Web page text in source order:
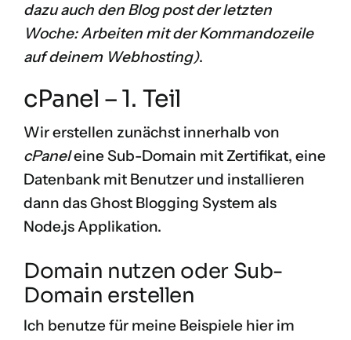
dazu auch den Blog post der letzten
Woche:Arbeiten mit der Kommandozeile
auf deinem Webhosting).
cPanel – 1. Teil
Wir erstellen zunächst innerhalb von
cPaneleine Sub-Domain mit Zertifikat, eine
Datenbank mit Benutzer und installieren
dann das Ghost Blogging System als
Node.js Applikation.
Domain nutzen oder Sub-
Domain erstellen
Ich benutze für meine Beispiele hier im